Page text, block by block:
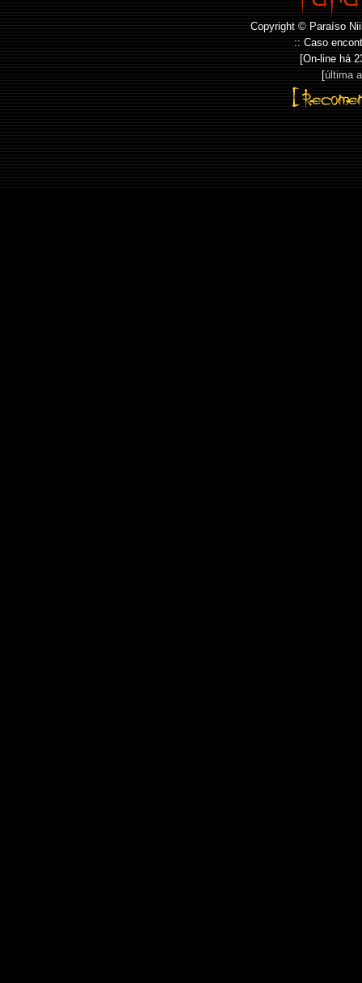
Copyright © Paraíso
:: Caso
[On-line há
[última